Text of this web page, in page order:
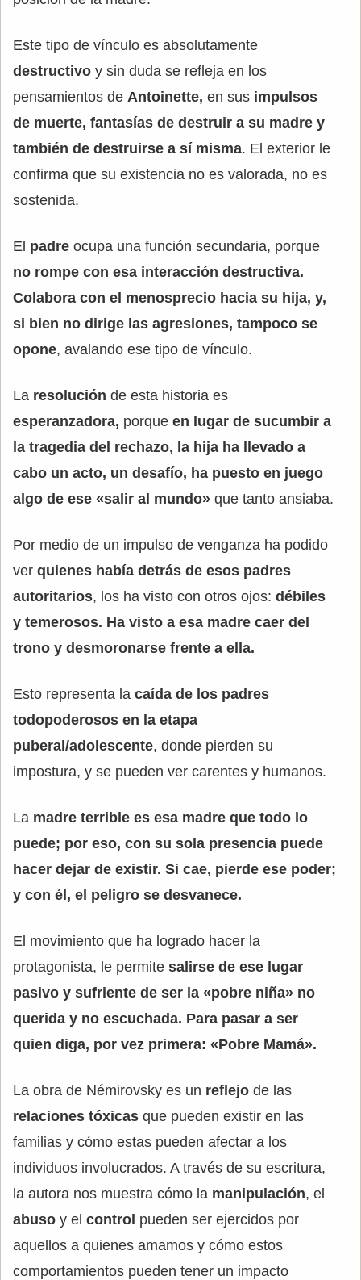
Este tipo de vínculo es absolutamente
destructivo y sin duda se refleja en los
pensamientos de Antoinette, en sus impulsos
de muerte, fantasías de destruir a su madre y
también de destruirse a sí misma. El exterior le
confirma que su existencia no es valorada, no es
sostenida.
El padre ocupa una función secundaria, porque
no rompe con esa interacción destructiva.
Colabora con el menosprecio hacia su hija, y,
si bien no dirige las agresiones, tampoco se
opone, avalando ese tipo de vínculo.
La resolución de esta historia es
esperanzadora, porque en lugar de sucumbir a
la tragedia del rechazo, la hija ha llevado a
cabo un acto, un desafío, ha puesto en juego
algo de ese «salir al mundo» que tanto ansiaba.
Por medio de un impulso de venganza ha podido
ver quienes había detrás de esos padres
autoritarios, los ha visto con otros ojos: débiles
y temerosos. Ha visto a esa madre caer del
trono y desmoronarse frente a ella.
Esto representa la caída de los padres
todopoderosos en la etapa
puberal/adolescente, donde pierden su
impostura, y se pueden ver carentes y humanos.
La madre terrible es esa madre que todo lo
puede; por eso, con su sola presencia puede
hacer dejar de existir. Si cae, pierde ese poder;
y con él, el peligro se desvanece.
El movimiento que ha logrado hacer la
protagonista, le permite salirse de ese lugar
pasivo y sufriente de ser la «pobre niña» no
querida y no escuchada. Para pasar a ser
quien diga, por vez primera: «Pobre Mamá».
La obra de Némirovsky es un reflejo de las
relaciones tóxicas que pueden existir en las
familias y cómo estas pueden afectar a los
individuos involucrados. A través de su escritura,
la autora nos muestra cómo la manipulación, el
abuso y el control pueden ser ejercidos por
aquellos a quienes amamos y cómo estos
comportamientos pueden tener un impacto